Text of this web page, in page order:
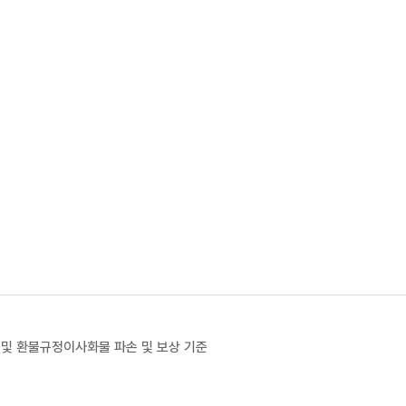
환불규정이사화물 파손 및 보상 기준